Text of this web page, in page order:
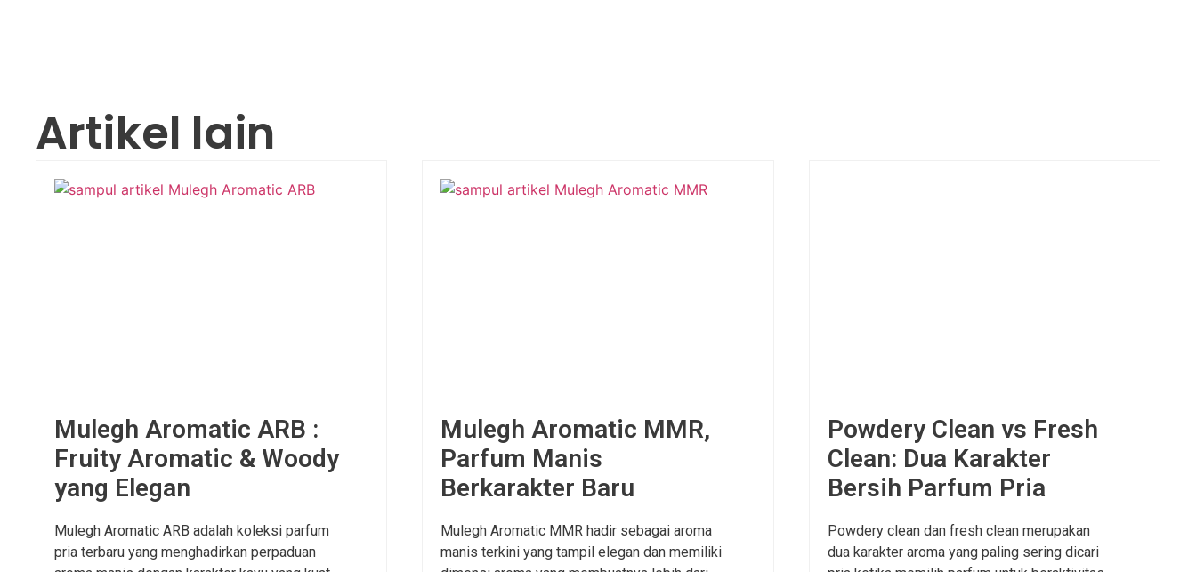
Artikel lain
Mulegh Aromatic ARB :
Fruity Aromatic & Woody
yang Elegan
Mulegh Aromatic ARB adalah koleksi parfum
pria terbaru yang menghadirkan perpaduan
Mulegh Aromatic MMR,
Parfum Manis
Berkarakter Baru
Mulegh Aromatic MMR hadir sebagai aroma
manis terkini yang tampil elegan dan memiliki
Powdery Clean vs Fresh
Clean: Dua Karakter
Bersih Parfum Pria
Powdery clean dan fresh clean merupakan
dua karakter aroma yang paling sering dicari